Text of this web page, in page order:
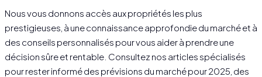
Nous vous donnons accès aux propriétés les plus
prestigieuses, à une connaissance approfondie du marché et à
des conseils personnalisés pour vous aider à prendre une
décision sûre et rentable. Consultez nos articles spécialisés
pour rester informé des prévisions du marché pour 2025, des